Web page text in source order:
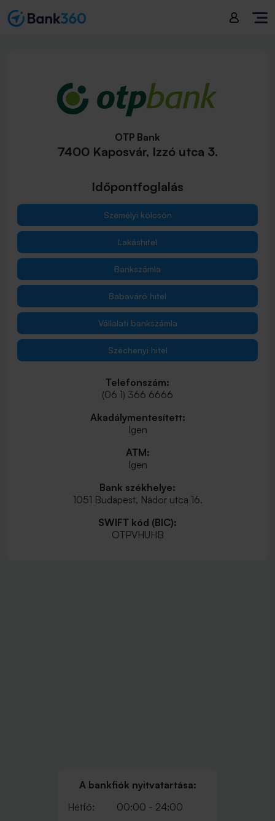
OTP Bank
7400 Kaposvár, Izzó utca 3.
Időpontfoglalás
Személyi kölcsön
Lakáshitel
Bankszámla
Babaváró hitel
Vállalati bankszámla
Széchenyi hitel
Telefonszám:
(06 1) 366 6666
Akadálymentesített:
Igen
ATM:
Igen
Bank székhelye:
1051 Budapest, Nádor utca 16.
SWIFT kód (BIC):
OTPVHUHB
A bankfiók nyitvatartása:
Hétfő:
00:00 - 24:00